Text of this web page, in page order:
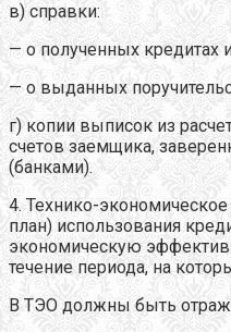
в) справки:
— о полученных кредитах
— о выданных
г) копии выписок из
счетов заемщика,
(банками).
4. Технико-
план) использования
экономическую
течение периода, на
В ТЭО должны быть